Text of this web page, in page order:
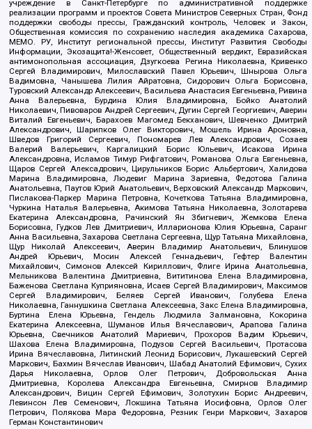
учреждение в Санкт-Петербурге по административной поддержке
реализации программ и проектов Совета Министров Северных Стран, Фонд
поддержки свободы прессы, Гражданский контроль, Человек и Закон,
Общественная комиссия по сохранению наследия академика Сахарова,
МЕМО. РУ, Институт региональной прессы, Институт Развития Свободы
Информации, Экозащита!-Женсовет, Общественный вердикт, Евразийская
антимонопольная ассоциация, Дзугкоева Регина Николаевна, Кривенко
Сергей Владимирович, Милославский Павел Юрьевич, Шнырова Ольга
Вадимовна, Чанышева Лилия Айратовна, Сидорович Ольга Борисовна,
Туровский Александр Алексеевич, Васильева Анастасия Евгеньевна, Ривина
Анна Валерьевна, Бурдина Юлия Владимировна, Бойко Анатолий
Николаевич, Пивоваров Андрей Сергеевич, Дугин Сергей Георгиевич, Аверин
Виталий Евгеньевич, Барахоев Магомед Бекханович, Шевченко Дмитрий
Александрович, Шарипков Олег Викторович, Мошель Ирина Ароновна,
Шведов Григорий Сергеевич, Пономарев Лев Александрович, Созаев
Валерий Валерьевич, Каргалицкий Борис Юльевич, Исакова Ирина
Александровна, Исламов Тимур Рифгатович, Романова Ольга Евгеньевна,
Щаров Сергей Алексадрович, Цирульников Борис Альбертович, Халидова
Марина Владимировна, Людевиг Марина Зариевна, Федотова Галина
Анатольевна, Паутов Юрий Анатольевич, Верховский Александр Маркович,
Пислакова-Паркер Марина Петровна, Кочеткова Татьяна Владимировна,
Чуркина Наталья Валерьевна, Акимова Татьяна Николаевна, Золотарева
Екатерина Александровна, Рачинский Ян Збигневич, Жемкова Елена
Борисовна, Гудков Лев Дмитриевич, Илларионова Юлия Юрьевна, Саранг
Анна Васильевна, Захарова Светлана Сергеевна, Щур Татьяна Михайловна,
Щур Николай Алексеевич, Аверин Владимир Анатольевич, Блинушов
Андрей Юрьевич, Мосин Алексей Геннадьевич, Гефтер Валентин
Михайлович, Симонов Алексей Кириллович, Флиге Ирина Анатольевна,
Мельникова Валентина Дмитриевна, Вититинова Елена Владимировна,
Баженова Светлана Куприяновна, Исаев Сергей Владимирович, Максимов
Сергей Владимирович, Беляев Сергей Иванович, Голубева Елена
Николаевна, Ганнушкина Светлана Алексеевна, Закс Елена Владимировна,
Буртина Елена Юрьевна, Гендель Людмила Залмановна, Кокорина
Екатерина Алексеевна, Шуманов Илья Вячеславович, Арапова Галина
Юрьевна, Свечников Анатолий Мариевич, Прохоров Вадим Юрьевич,
Шахова Елена Владимировна, Подузов Сергей Васильевич, Протасова
Ирина Вячеславовна, Литинский Леонид Борисович, Лукашевский Сергей
Маркович, Бахмин Вячеслав Иванович, Шабад Анатолий Ефимович, Сухих
Дарья Николаевна, Орлов Олег Петрович, Добровольская Анна
Дмитриевна, Королева Александра Евгеньевна, Смирнов Владимир
Александрович, Вицин Сергей Ефимович, Золотухин Борис Андреевич,
Левинсон Лев Семенович, Локшина Татьяна Иосифовна, Орлов Олег
Петрович, Полякова Мара Федоровна, Резник Генри Маркович, Захаров
Герман Константинович